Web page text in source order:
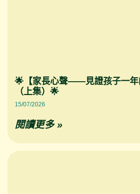
🌟【家長心聲——見證孩子一年
（上集）🌟
15/07/2026
閱讀更多 »